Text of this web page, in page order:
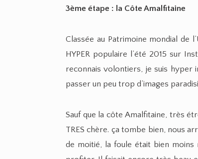
3ème étape : la Côte Amalfitaine
Classée au Patrimoine mondial de
HYPER populaire l’été 2015 sur
reconnais volontiers, je suis hyper
passer un peu trop d’images
Sauf que la côte Amalfitaine, très
TRES chère. ça tombe bien, nous
de moitié, la foule était bien moins